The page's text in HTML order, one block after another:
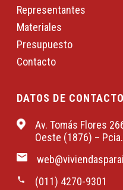
Representantes
Materiales
Presupuesto
Contacto
DATOS DE CONTACTO
Av. Tomás Flores
Oeste (1876) –
(011) 4270-9301